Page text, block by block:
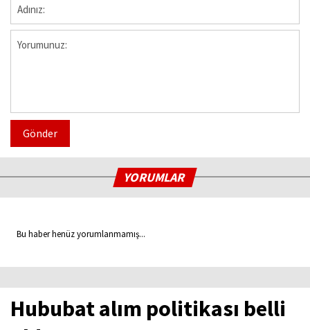
Gönder
YORUMLAR
Bu haber henüz yorumlanmamış...
Hububat alım politikası belli